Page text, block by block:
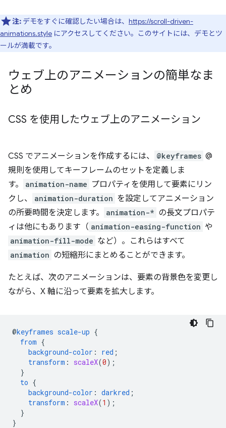
注: デモをすぐに確認したい場合は、 https://scroll-driven-
animations.style にアクセスしてください。このサイトには、デモとツ
ールが満載です。
ウェブ上のアニメーションの簡単なま
とめ
CSS を使用したウェブ上のアニメーション
CSS でアニメーションを作成するには、 @keyframes @
規則を使用してキーフレームのセットを定義しま
す。
animation-name プロパティを使用して要素にリン
クし、
animation-duration を設定してアニメーション
の所要時間を決定します。
animation-* の長文プロパテ
ィは他にもあります（ animation-easing-function や
animation-fill-mode など）。これらはすべて
animation の短縮形にまとめることができます。
たとえば、次のアニメーションは、要素の背景色を変更し
ながら、X 軸に沿って要素を拡大します。
@keyframes scale-up {
from {
background-color : red ;
transform : scaleX(0);
}
to {
background-color : darkred ;
transform : scaleX(1 );
}
}